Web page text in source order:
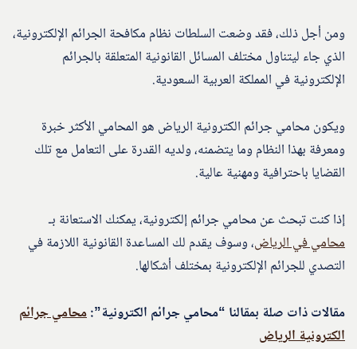
ومن أجل ذلك، فقد وضعت السلطات نظام مكافحة الجرائم الإلكترونية،
الذي جاء ليتناول مختلف المسائل القانونية المتعلقة بالجرائم
الإلكترونية في المملكة العربية السعودية.
ويكون محامي جرائم الكترونية الرياض هو المحامي الأكثر خبرة
ومعرفة بهذا النظام وما يتضمنه، ولديه القدرة على التعامل مع تلك
القضايا باحترافية ومهنية عالية.
إذا كنت تبحث عن محامي جرائم إلكترونية، يمكنك الاستعانة بـ
محامي في الرياض، وسوف يقدم لك المساعدة القانونية اللازمة في
التصدي للجرائم الإلكترونية بمختلف أشكالها.
مقالات ذات صلة بمقالنا “محامي جرائم الكترونية”:محامي جرائم
الكترونية الرياض